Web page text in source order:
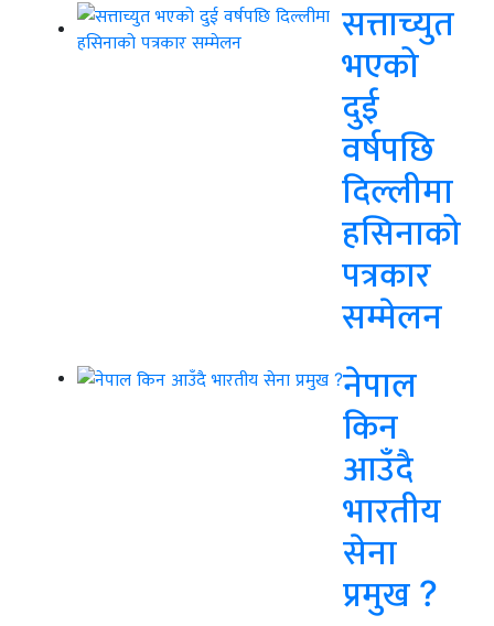
सत्ताच्युत
भएको
दुई
वर्षपछि
दिल्लीमा
हसिनाको
पत्रकार
सम्मेलन
नेपाल
किन
आउँदै
भारतीय
सेना
प्रमुख ?